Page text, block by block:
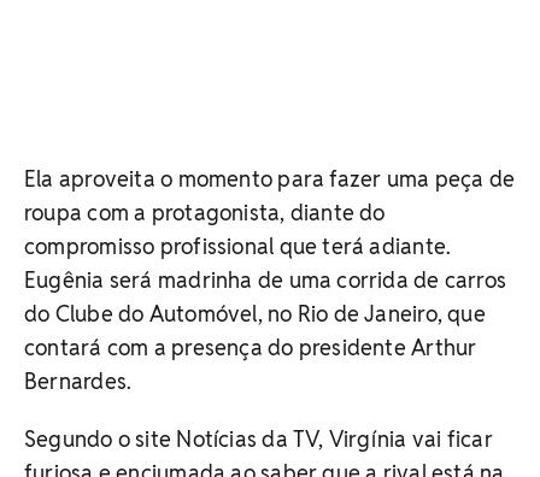
Ela aproveita o momento para fazer uma peça de
roupa com a protagonista, diante do
compromisso profissional que terá adiante.
Eugênia será madrinha de uma corrida de carros
do Clube do Automóvel, no Rio de Janeiro, que
contará com a presença do presidente Arthur
Bernardes.
Segundo o site Notícias da TV, Virgínia vai ficar